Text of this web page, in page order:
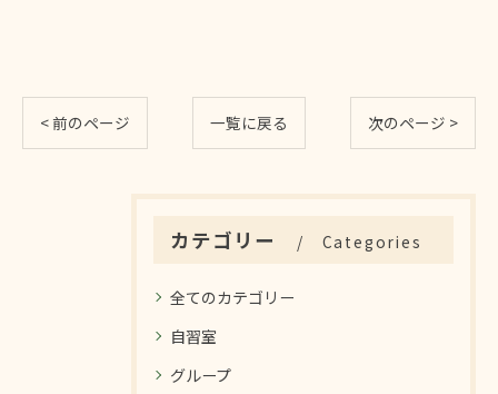
< 前のページ 一覧に戻る 次のページ >
カテゴリー Categories
全てのカテゴリー
自習室
グループ